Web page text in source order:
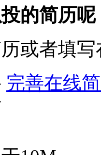
的简历呢
或者填
完善在线